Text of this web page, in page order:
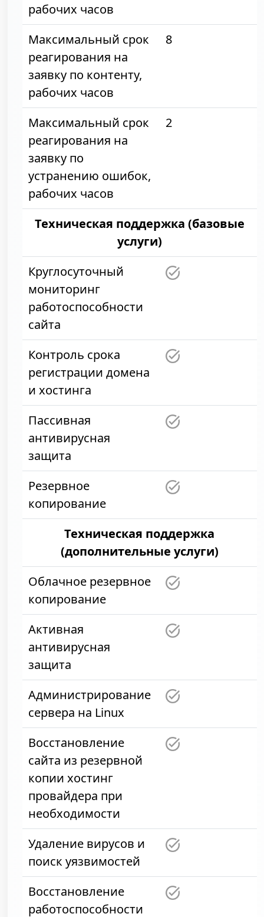
рабочих часов
Максимальный срок
реагирования на
заявку по контенту,
рабочих часов
8
Максимальный срок
реагирования на
заявку по
устранению ошибок,
рабочих часов
2
Техническая поддержка (базовые
услуги)
Круглосуточный
мониторинг
работоспособности
сайта
Контроль срока
регистрации домена
и хостинга
Пассивная
антивирусная
защита
Резервное
копирование
Техническая поддержка
(дополнительные услуги)
Облачное резервное
копирование
Активная
антивирусная
защита
Администрирование
сервера на Linux
Восстановление
сайта из резервной
копии хостинг
провайдера при
необходимости
Удаление вирусов и
поиск уязвимостей
Восстановление
работоспособности